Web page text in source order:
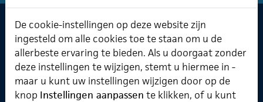
Software & Cursusplanner
Cursusplanner
Professional Services
Verzuimmanager
De cookie-instellingen op deze website zijn
ingesteld om alle cookies toe te staan om u de
allerbeste ervaring te bieden. Als u doorgaat zonder
deze instellingen te wijzigen, stemt u hiermee in -
maar u kunt uw instellingen wijzigen door op de
knop Instellingen aanpassen te klikken, of u kunt